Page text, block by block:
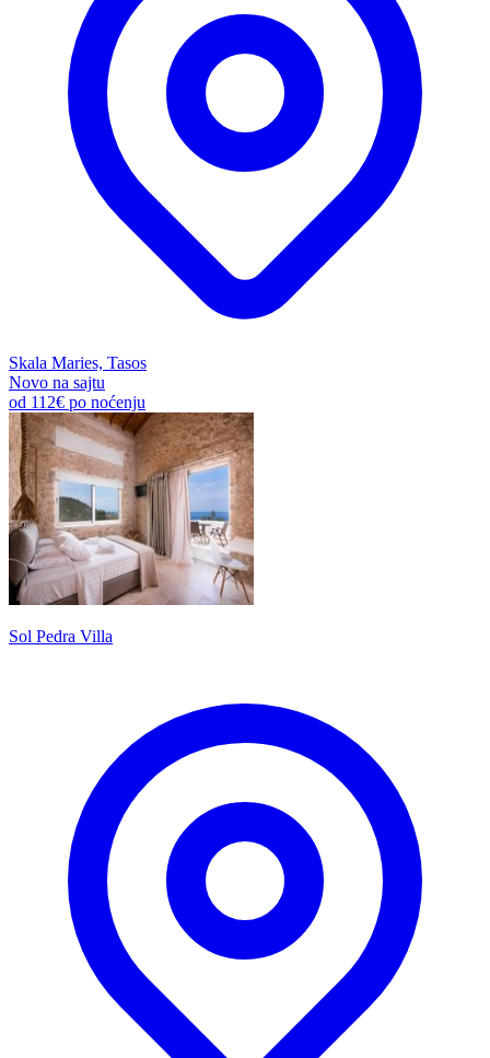
Skala Maries, Tasos
Novo na sajtu
od 112€ po noćenju
Sol Pedra Villa